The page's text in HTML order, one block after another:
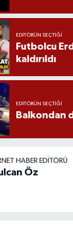
EDITÖRÜN SEÇTIĞI
Futbolcu
kaldırıldı
EDITÖRÜN SEÇTIĞI
Balkondan
HABER EDITÖRÜ
Öz